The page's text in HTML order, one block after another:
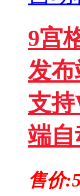
9宫
发
支
端
售价